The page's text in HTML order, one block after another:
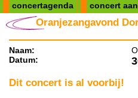
concertagenda concert
Oranjezangavond
Naam:
Datum:
Dit concert is al voorbij!